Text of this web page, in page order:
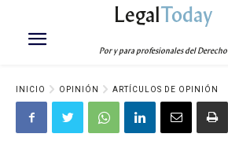
LegalToday
Por y para profesionales del Derecho
INICIO OPINIÓN ARTÍCULOS DE OPINIÓN